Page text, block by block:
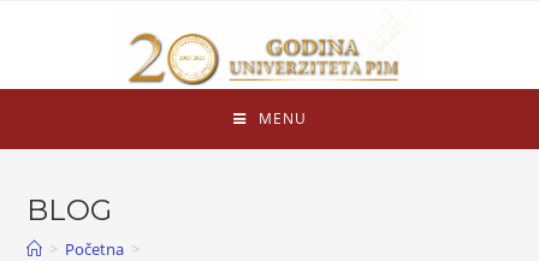
MENU
BLOG
> Početna >